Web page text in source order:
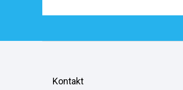
Kontakt